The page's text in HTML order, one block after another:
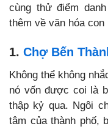
cùng thử điểm
thêm về văn hóa
1. Chợ Bến
Không thể không
nó vốn được coi là
thập kỷ qua. Ngôi
tâm của thành phố,